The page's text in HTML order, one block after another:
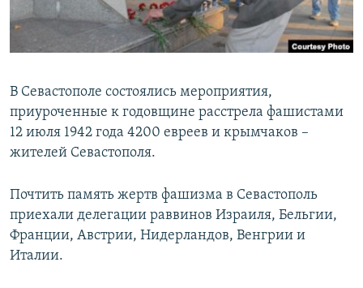
ПОБЕДИТЕЛЕЙ НЕ СУДЯТ?
КРЫМ.НЕПОКОРЕННЫЙ
ПРИСОЕДИНЯЙТЕСЬ!
Все сайты RFE/RL
В Севастополе состоялись мероприятия,
приуроченные к годовщине расстрела фашистами
12 июля 1942 года 4200 евреев и крымчаков –
жителей Севастополя.
Почтить память жертв фашизма в Севастополь
приехали делегации раввинов Израиля, Бельгии,
Франции, Австрии, Нидерландов, Венгрии и
Италии.